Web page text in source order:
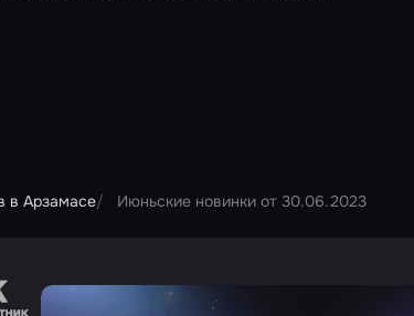
в Арзамасе Июньские новинки от 30.06.2023
на сайт партнера Сколково